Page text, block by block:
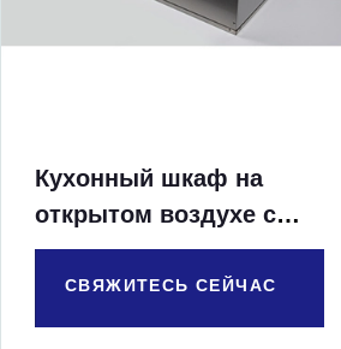
Кухонный шкаф на
открытом воздухе с
контейнером для льда
СВЯЖИТЕСЬ СЕЙЧАС